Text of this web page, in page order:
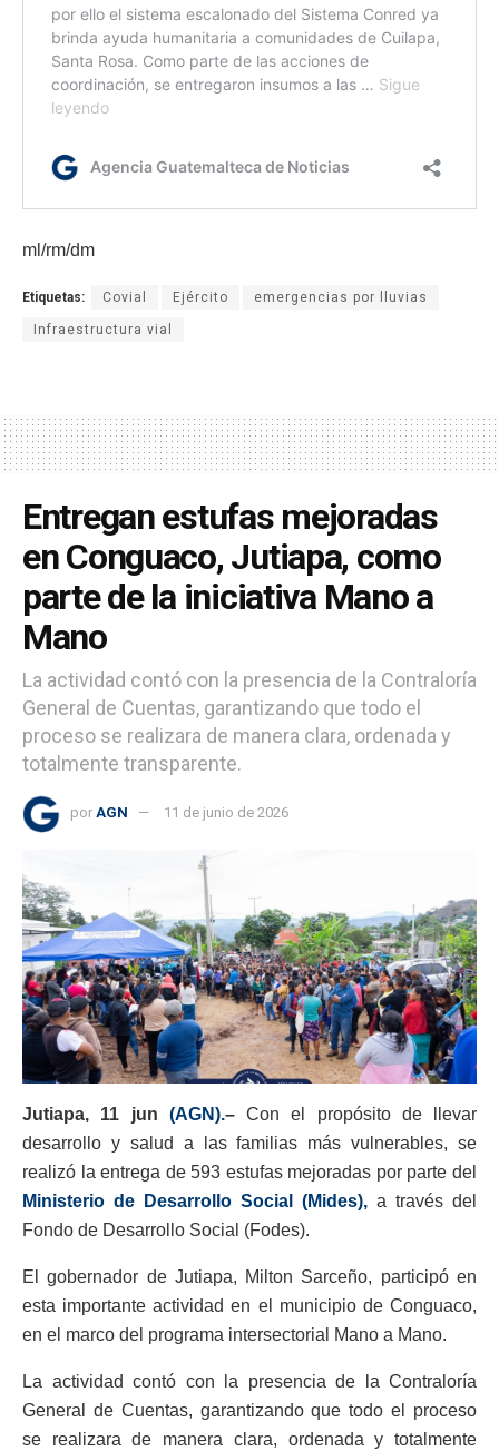
ml/rm/dm
Etiquetas: Covial Ejército emergencias por lluvias
Infraestructura vial
Entregan estufas mejoradas
en Conguaco, Jutiapa, como
parte de la iniciativa Mano a
Mano
La actividad contó con la presencia de la Contraloría
General de Cuentas, garantizando que todo el
proceso se realizara de manera clara, ordenada y
totalmente transparente.
por AGN 11 de junio de 2026
Jutiapa, 11 jun (AGN).–Con el propósito de llevar
desarrollo y salud a las familias más vulnerables, se
realizó la entrega de 593 estufas mejoradas por parte del
Ministerio de Desarrollo Social (Mides), a través del
Fondo de Desarrollo Social (Fodes).
El gobernador de Jutiapa, Milton Sarceño, participó en
esta importante actividad en el municipio de Conguaco,
en el marco del programa intersectorial Mano a Mano.
La actividad contó con la presencia de la Contraloría
General de Cuentas, garantizando que todo el proceso
se realizara de manera clara, ordenada y totalmente